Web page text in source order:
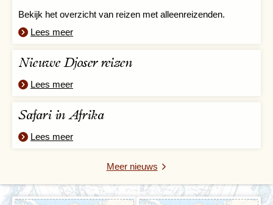
Bekijk het overzicht van reizen met alleenreizenden.
Lees meer
Nieuwe Djoser reizen
Lees meer
Safari in Afrika
Lees meer
Meer nieuws